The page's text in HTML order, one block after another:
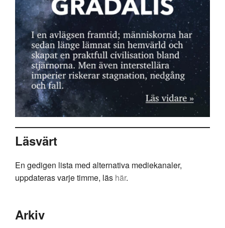
Läsvärt
En gedigen lista med alternativa mediekanaler,
uppdateras varje timme, läs här.
Arkiv